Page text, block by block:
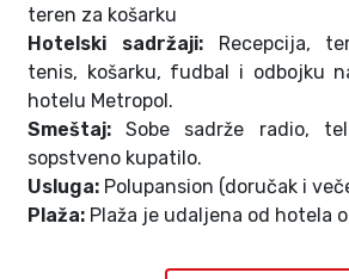
teren za košarku
Hotelski sadržaji: Recepcija,
tenis, košarku, fudbal i odbojku
hotelu Metropol.
Smeštaj:Sobe sadrže radio,
sopstveno kupatilo.
Usluga: Polupansion (doručak i
Plaža: Plaža je udaljena od hotela